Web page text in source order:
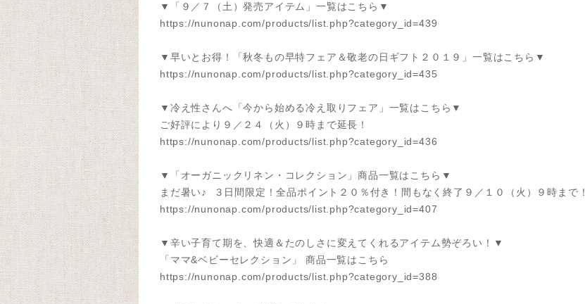
▼「９／７（土）発売アイテム」一覧はこちら▼
https://nunonap.com/products/list.php?category_id=439
▼早いとお得！「秋冬もの早特フェア＆敬老の日ギフト２０１９」一覧はこちら▼
https://nunonap.com/products/list.php?category_id=435
▼冷え性さんへ「今から始める冷え取りフェア」一覧はこちら▼
ご好評により９／２４（火）９時まで延長！
https://nunonap.com/products/list.php?category_id=436
▼「オーガニックリネン・コレクション」商品一覧はこちら▼
まだ暑い♪ ３日間限定！全品ポイント２０％付き！間もなく終了９／１０（火）９時まで！
https://nunonap.com/products/list.php?category_id=407
▼辛い子育て期を、快適＆たのしさに変えてくれるアイテム勢ぞろい！▼
「ママ&ベビーセレクション」 商品一覧はこちら
https://nunonap.com/products/list.php?category_id=388